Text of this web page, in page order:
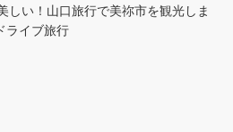
しい！山口旅行で美祢市を観光しま
ライブ旅行